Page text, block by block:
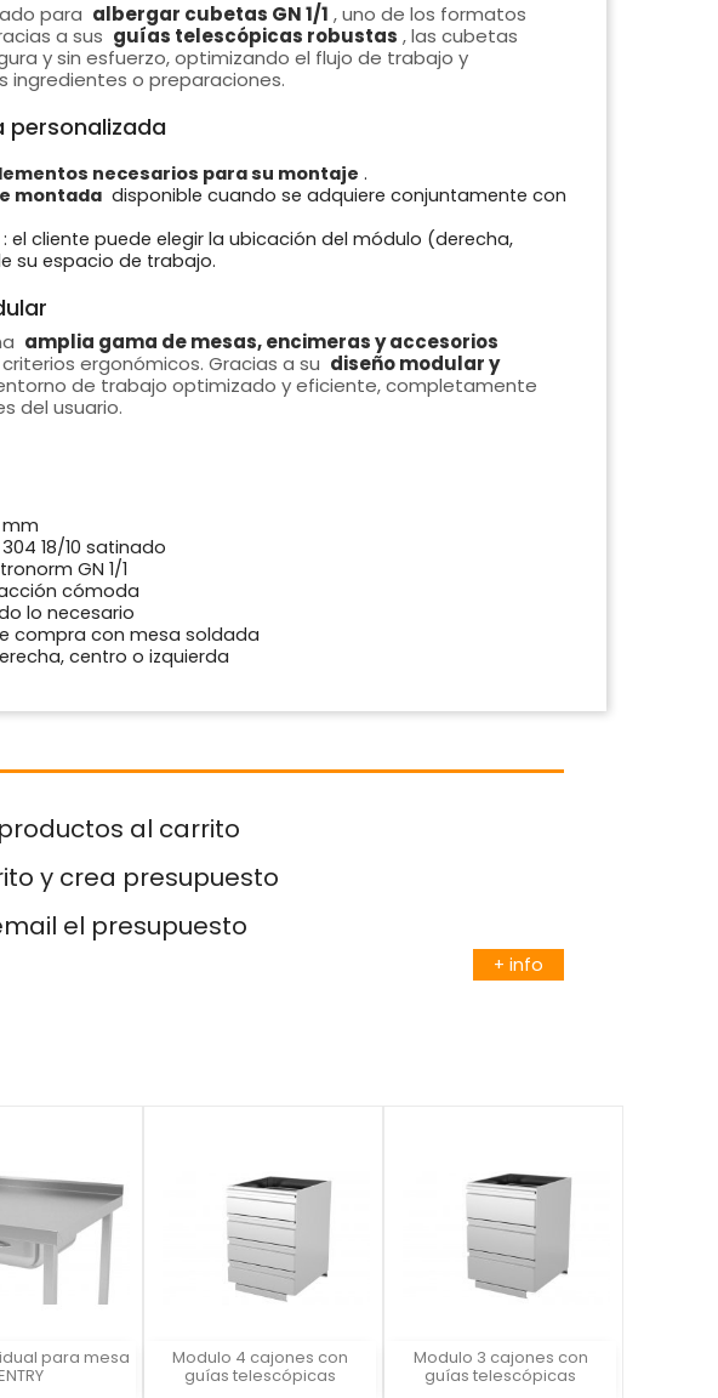
para albergar cubetas GN 1/1 , uno de los formatos
a sus guías telescópicas robustas , las cubetas
y sin esfuerzo, optimizando el flujo de trabajo y
ingredientes o preparaciones.
personalizada
necesarios para su montaje .
montada disponible cuando se adquiere conjuntamente con
: el cliente puede elegir la ubicación del módulo (derecha,
su espacio de trabajo.
amplia gama de mesas, encimeras y accesorios
ergonómicos. Gracias a su diseño modular y
de trabajo optimizado y eficiente, completamente
del usuario.
mm
18/10 satinado
GN 1/1
cómoda
lo necesario
compra con mesa soldada
centro o izquierda
al carrito
y crea presupuesto
el presupuesto
+ info
para mesa
 Modulo 4 cajones con
guías telescópicas
Vista rápida Modulo 3 cajones con
guías telescópicas
Vista rápida